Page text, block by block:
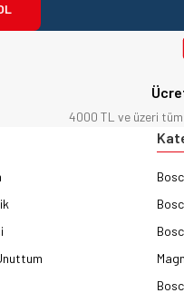
4000 TL ve üzeri